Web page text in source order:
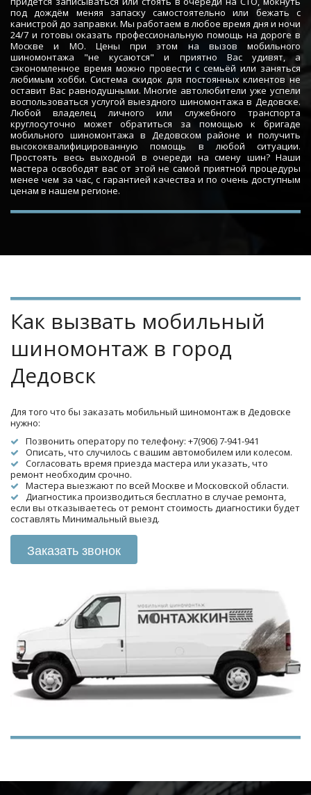
под дождём меняя запаску самостоятельно или бежать с
канистрой до заправки. Мы работаем в любое время дня и ночи
24/7 и готовы оказать профессиональную помощь на дороге в
Москве и МО. Цены при этом на вызов мобильного
шиномонтажа "не кусаются" и приятно Вас удивят, а
сэкономленное время можно провести с семьёй или заняться
любимым хобби. Система скидок для постоянных клиентов не
оставит Вас равнодушными. Многие автолюбители уже успели
воспользоваться услугой выездного шиномонтажа в Дедовске.
Любой владелец личного или служебного транспорта
круглосуточно может обратиться за помощью к бригаде
мобильного шиномонтажа в Дедовском районе и получить
высококвалифицированную помощь в любой ситуации.
Простоять весь выходной в очереди на смену шин? Наши
мастера освободят вас от этой не самой приятной процедуры
менее чем за час, с гарантией качества и по очень доступным
ценам в нашем регионе.
Как вызвать мобильный
шиномонтаж в город
Дедовск
Для того что бы заказать мобильный шиномонтаж в Дедовске
нужно:
Позвонить оператору по телефону: +7(906) 7-941-941
Описать, что случилось с вашим автомобилем или колесом.
Согласовать время приезда мастера или указать, что
ремонт необходим срочно.
Мастера выезжают по всей Москве и Московской области.
Диагностика производиться бесплатно в случае ремонта,
если вы отказываетесь от ремонт стоимость диагностики будет
составлять Минимальный выезд.
Заказать звонок